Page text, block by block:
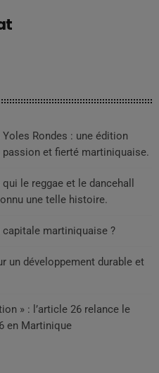
Rondes : une édition
et fierté martiniquaise.
le reggae et le dancehall
une telle histoire.
capitale martiniquaise ?
un développement durable et
» : l’article 26 relance le
en Martinique